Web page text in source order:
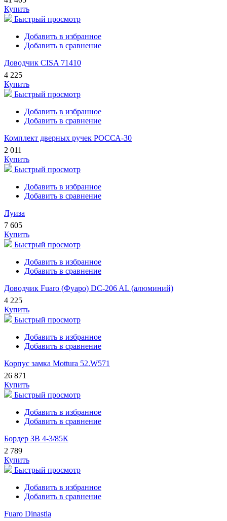
Купить
Быстрый просмотр
Добавить в избранное
Добавить в сравнение
Доводчик CISA 71410
4 225
Купить
Быстрый просмотр
Добавить в избранное
Добавить в сравнение
Комплект дверных ручек РОССА-30
2 011
Купить
Быстрый просмотр
Добавить в избранное
Добавить в сравнение
Луиза
7 605
Купить
Быстрый просмотр
Добавить в избранное
Добавить в сравнение
Доводчик Fuaro (Фуаро) DC-206 AL (алюминий)
4 225
Купить
Быстрый просмотр
Добавить в избранное
Добавить в сравнение
Корпус замка Mottura 52.W571
26 871
Купить
Быстрый просмотр
Добавить в избранное
Добавить в сравнение
Бордер ЗВ 4-3/85К
2 789
Купить
Быстрый просмотр
Добавить в избранное
Добавить в сравнение
Fuaro Dinastia